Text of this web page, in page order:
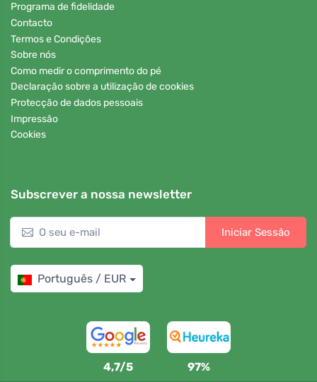
Programa de fidelidade
Contacto
Termos e Condições
Sobre nós
Como medir o comprimento do pé
Declaração sobre a utilização de cookies
Protecção de dados pessoais
Impressão
Cookies
Subscrever a nossa newsletter
Iniciar Sessão
Português / EUR
4,7/5 97%